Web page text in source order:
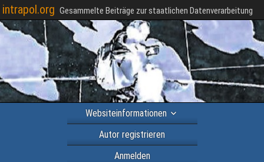
intrapol.org Gesammelte Beiträge zur staatlichen Datenverarbeitung
Websiteinformationen
Autor registrieren
Anmelden